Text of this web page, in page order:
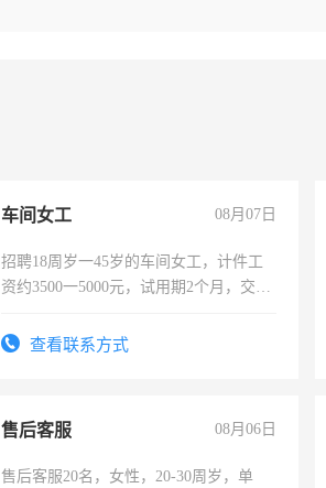
车间女工 08月07日
招聘18周岁一45岁的车间女工，计件工
资约3500一5000元，试用期2个月，交五
查看联系方式
售后客服 08月06日
售后客服20名，女性，20-30周岁，单